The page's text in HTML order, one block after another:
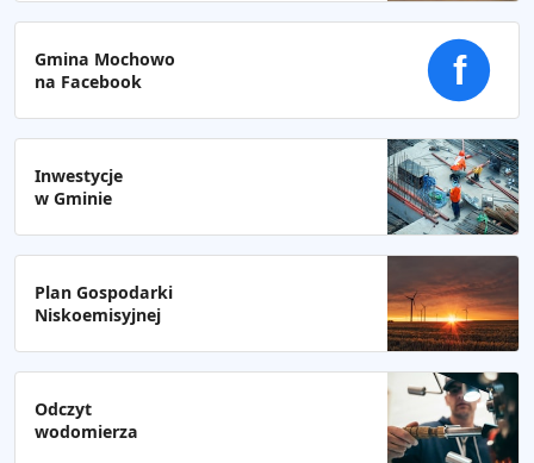
Gmina Mochowo
na Facebook
f
Inwestycje
w Gminie
Plan Gospodarki
Niskoemisyjnej
Odczyt
wodomierza